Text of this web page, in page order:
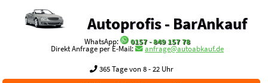
Autoprofis - BarAnkauf
WhatsApp:
0157 - 849 157 78
Direkt Anfrage per E-Mail:
anfrage@autoabkauf.de
365 Tage von 8 - 22 Uhr